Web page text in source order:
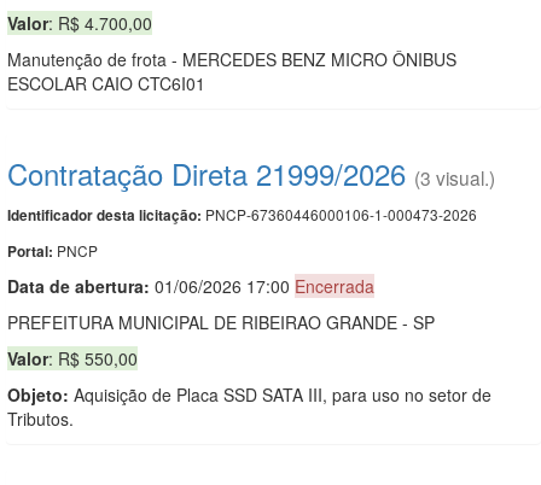
Valor: R$ 4.700,00
Manutenção de frota - MERCEDES BENZ MICRO ÔNIBUS
ESCOLAR CAIO CTC6I01
Contratação Direta 21999/2026 (3 visual.)
Identificador desta licitação: PNCP-67360446000106-1-000473-2026
Portal: PNCP
Data de abertura: 01/06/2026 17:00 Encerrada
PREFEITURA MUNICIPAL DE RIBEIRAO GRANDE - SP
Valor: R$ 550,00
Objeto: Aquisição de Placa SSD SATA III, para uso no setor de
Tributos.